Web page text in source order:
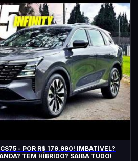
- POR R$ 179.990! IMBATÍVEL?
TEM HÍBRIDO? SAIBA TUDO!